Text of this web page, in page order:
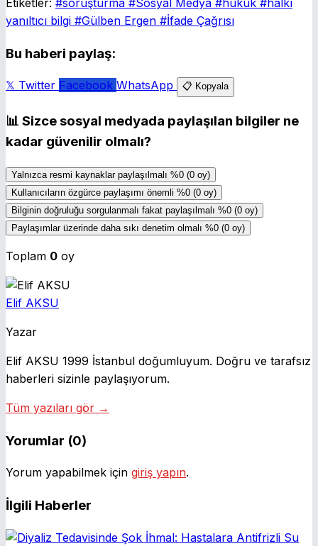
Etiketler: #soruşturma #Sosyal Medya #hukuk #halkı
yanıltıcı bilgi #Gülben Ergen #İfade Çağrısı
Bu haberi paylaş:
𝕏 Twitter Facebook WhatsApp 📋 Kopyala
📊Sizce sosyal medyada paylaşılan bilgiler ne
kadar güvenilir olmalı?
Yalnızca resmi kaynaklar paylaşılmalı %0 (0 oy)
Kullanıcıların özgürce paylaşımı önemli %0 (0 oy)
Bilginin doğruluğu sorgulanmalı fakat paylaşılmalı %0 (0 oy)
Paylaşımlar üzerinde daha sıkı denetim olmalı %0 (0 oy)
Toplam 0 oy
Elif AKSU
Yazar
Elif AKSU 1999 İstanbul doğumluyum. Doğru ve tarafsız
haberleri sizinle paylaşıyorum.
Tüm yazıları gör →
Yorumlar (0)
Yorum yapabilmek için giriş yapın.
İlgili Haberler